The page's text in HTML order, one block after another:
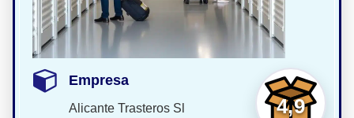
4,9
Empresa
Alicante Trasteros Sl